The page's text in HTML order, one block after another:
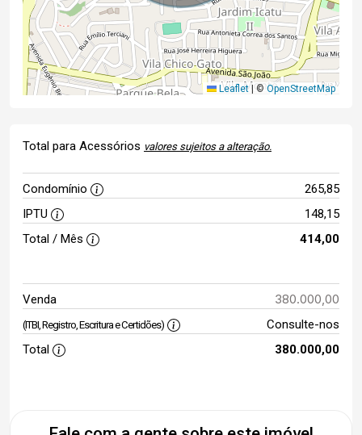
Leaflet © OpenStreetMap
Total para Acessórios valores sujeitos a alteração.
Condomínio
265,85
IPTU
148,15
Total / Mês
414,00
Venda 380.000,00
(ITBI, Registro, Escritura e Certidões)
Consulte-nos
Total
380.000,00